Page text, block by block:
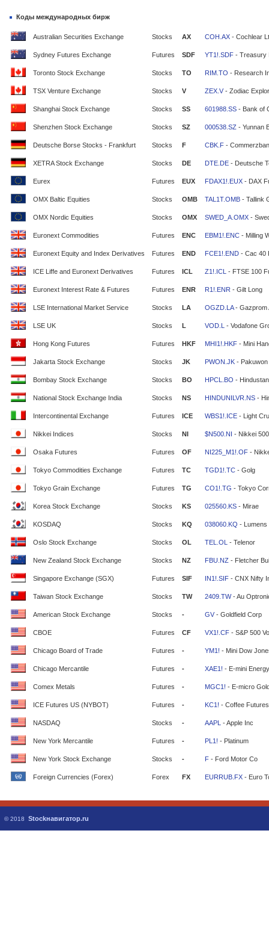
Коды международных бирж
Australian Securities Exchange Stocks AX COH.AX - Cochlear
Sydney Futures Exchange Futures SDF YT1!.SDF - Treasury
Toronto Stock Exchange Stocks TO RIM.TO - Research
TSX Venture Exchange Stocks V ZEX.V - Zodiac
Shanghai Stock Exchange Stocks SS 601988.SS - Bank of
Shenzhen Stock Exchange Stocks SZ 000538.SZ - Yunnan
Deutsche Borse Stocks - Frankfurt Stocks F CBK.F -
XETRA Stock Exchange Stocks DE DTE.DE - Deutsche
Eurex Futures EUX FDAX1!.EUX - DAX
OMX Baltic Equities Stocks OMB TAL1T.OMB - Tallink
OMX Nordic Equities Stocks OMX SWED_A.OMX -
Euronext Commodities Futures ENC EBM1!.ENC - Milling
Euronext Equity and Index Derivatives Futures END FCE1!.END - Cac 40
ICE Liffe and Euronext Derivatives Futures ICL Z1!.ICL - FTSE 100
Euronext Interest Rate & Futures Futures ENR R1!.ENR - Gilt Long
LSE International Market Service Stocks LA OGZD.LA- Gazprom
LSE UK Stocks L VOD.L - Vodafone
Hong Kong Futures Futures HKF MHI1!.HKF - Mini
Jakarta Stock Exchange Stocks JK PWON.JK -
Bombay Stock Exchange Stocks BO HPCL.BO -
National Stock Exchange India Stocks NS HINDUNILVR.NS -
Intercontinental Exchange Futures ICE WBS1!.ICE - Light
Nikkei Indices Stocks NI $N500.NI - Nikkei 500
Osaka Futures Futures OF NI225_M1!.OF -
Tokyo Commodities Exchange Futures TC TGD1!.TC - Golg
Tokyo Grain Exchange Futures TG CO1!.TG - Tokyo
Korea Stock Exchange Stocks KS 025560.KS - Mirae
KOSDAQ Stocks KQ 038060.KQ - Lumens
Oslo Stock Exchange Stocks OL TEL.OL - Telenor
New Zealand Stock Exchange Stocks NZ FBU.NZ - Fletcher
Singapore Exchange (SGX) Futures SIF IN1!.SIF - CNX Nifty
Taiwan Stock Exchange Stocks TW 2409.TW- Au
American Stock Exchange Stocks - GV - Goldfield Corp
CBOE Futures CF VX1!.CF - S&P 500
Chicago Board of Trade Futures - YM1! - Mini Dow
Chicago Mercantile Futures - XAE1! - E-mini
Comex Metals Futures - MGC1! - E-micro
ICE Futures US (NYBOT) Futures - KC1! - Coffee Futures
NASDAQ Stocks - AAPL - Apple Inc
New York Mercantile Futures - PL1! - Platinum
New York Stock Exchange Stocks - F - Ford Motor Co
Foreign Currencies (Forex) Forex FX EURRUB.FX - Euro
© 2018 Stockнавигатор.ru